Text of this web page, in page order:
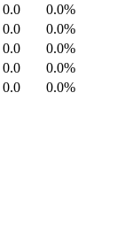
0.0
0.0%
0.0
0.0%
0.0
0.0%
0.0
0.0%
0.0
0.0%